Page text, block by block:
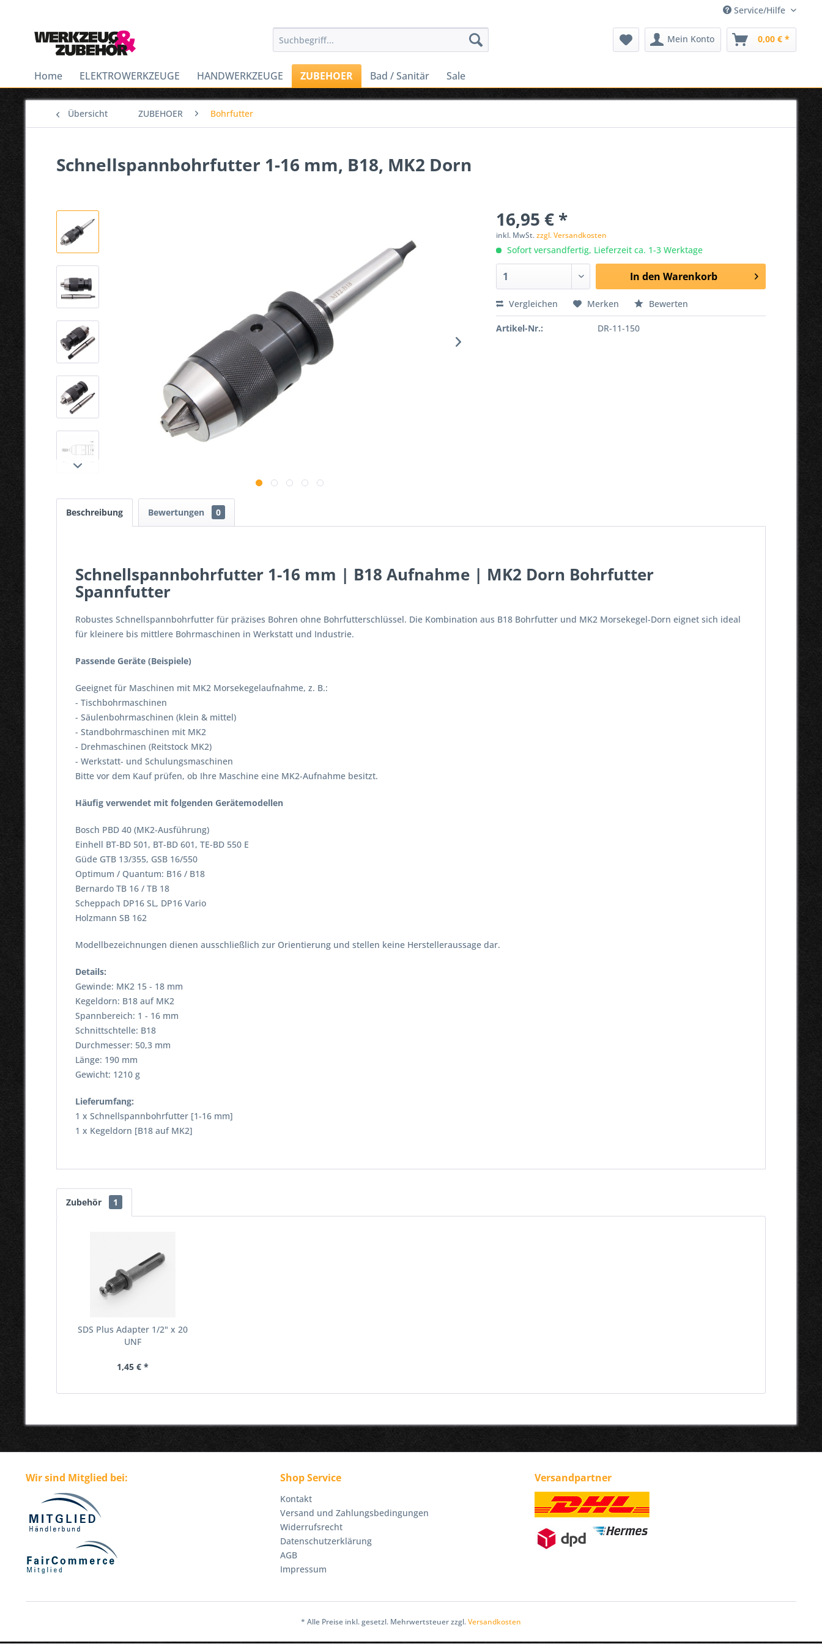
Service/Hilfe
Mein Konto 0,00 € *
Home ELEKTROWERKZEUGE HANDWERKZEUGE ZUBEHOER Bad / Sanitär Sale
Übersicht ZUBEHOER Bohrfutter
Schnellspannbohrfutter 1-16 mm, B18, MK2 Dorn
16,95 € *
inkl. MwSt.zzgl. Versandkosten
Sofort versandfertig, Lieferzeit ca. 1-3 Werktage
In den Warenkorb
Vergleichen Merken Bewerten
Artikel-Nr.: DR-11-150
Beschreibung Bewertungen 0
Schnellspannbohrfutter 1-16 mm | B18 Aufnahme | MK2 Dorn Bohrfutter
Spannfutter
Robustes Schnellspannbohrfutter für präzises Bohren ohne Bohrfutterschlüssel. Die Kombination aus B18 Bohrfutter und MK2 Morsekegel-Dorn eignet sich ideal
für kleinere bis mittlere Bohrmaschinen in Werkstatt und Industrie.
Passende Geräte (Beispiele)
Geeignet für Maschinen mit MK2 Morsekegelaufnahme, z. B.:
- Tischbohrmaschinen
- Säulenbohrmaschinen (klein & mittel)
- Standbohrmaschinen mit MK2
- Drehmaschinen (Reitstock MK2)
- Werkstatt- und Schulungsmaschinen
Bitte vor dem Kauf prüfen, ob Ihre Maschine eine MK2-Aufnahme besitzt.
Häufig verwendet mit folgenden Gerätemodellen
Bosch PBD 40 (MK2-Ausführung)
Einhell BT-BD 501, BT-BD 601, TE-BD 550 E
Güde GTB 13/355, GSB 16/550
Optimum / Quantum: B16 / B18
Bernardo TB 16 / TB 18
Scheppach DP16 SL, DP16 Vario
Holzmann SB 162
Modellbezeichnungen dienen ausschließlich zur Orientierung und stellen keine Herstelleraussage dar.
Details:
Gewinde: MK2 15 - 18 mm
Kegeldorn: B18 auf MK2
Spannbereich: 1 - 16 mm
Schnittschtelle: B18
Durchmesser: 50,3 mm
Länge: 190 mm
Gewicht: 1210 g
Lieferumfang:
1 x Schnellspannbohrfutter [1-16 mm]
1 x Kegeldorn [B18 auf MK2]
Zubehör 1
SDS Plus Adapter 1/2" x 20
UNF
1,45 € *
Wir sind Mitglied bei: Shop Service
Kontakt
Versand und Zahlungsbedingungen
Widerrufsrecht
Datenschutzerklärung
AGB
Impressum
Versandpartner
* Alle Preise inkl. gesetzl. Mehrwertsteuer zzgl.Versandkosten